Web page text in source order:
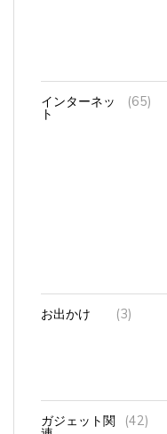
インターネッ
ト
(65)
お出かけ (3)
ガジェット関
連
(42)